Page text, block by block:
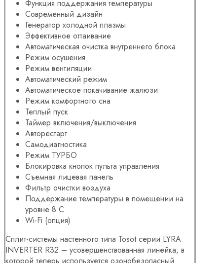
Функция поддержания температуры
Современный дизайн
Генератор холодной плазмы
Эффективное оттаивание
Автоматическая очистка внутреннего блока
Режим осушения
Режим вентиляции
Автоматический режим
Автоматическое покачивание жалюзи
Режим комфортного сна
Теплый пуск
Таймер включения/выключения
Авторестарт
Самодиагностика
Режим ТУРБО
Блокировка кнопок пульта управления
Съемная лицевая панель
Фильтр очистки воздуха
Поддержание температуры в помещении на
уровне 8 С
Wi-Fi (опция)
Сплит-системы настенного типа Tosot серии LYRA
INVERTER R32 – усовершенствованная линейка, в
которой теперь используется озонобезопасный